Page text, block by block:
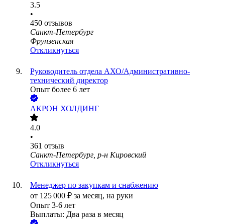
3.5
•
450 отзывов
Санкт-Петербург
Фрунзенская
Откликнуться
Руководитель отдела АХО/Административно-
технический директор
Опыт более 6 лет
АКРОН ХОЛДИНГ
4.0
•
361 отзыв
Санкт-Петербург, р-н Кировский
Откликнуться
Менеджер по закупкам и снабжению
от 125 000 ₽ за месяц, на руки
Опыт 3-6 лет
Выплаты: Два раза в месяц